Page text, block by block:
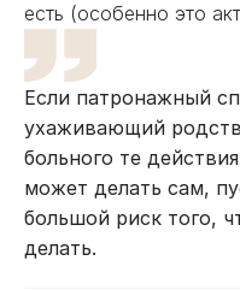
есть (особенно это
Если патронажный
ухаживающий
больного те
может делать сам,
большой риск того,
делать.